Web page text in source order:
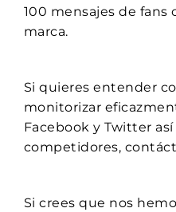
100 mensajes de fans
marca.
Si quieres entender
monitorizar
Facebook y Twitter
competidores,
Si crees que nos